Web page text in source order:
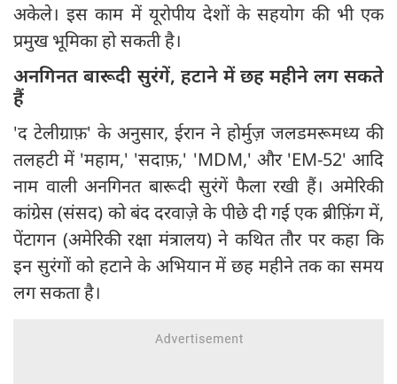
अकेले। इस काम में यूरोपीय देशों के सहयोग की भी एक
प्रमुख भूमिका हो सकती है।
अनगिनत बारूदी सुरंगें, हटाने में छह महीने लग सकते
हैं
'द टेलीग्राफ़' के अनुसार, ईरान ने होर्मुज़ जलडमरूमध्य की
तलहटी में 'महाम,' 'सदाफ़,' 'MDM,' और 'EM-52' आदि
नाम वाली अनगिनत बारूदी सुरंगें फैला रखी हैं। अमेरिकी
कांग्रेस (संसद) को बंद दरवाज़े के पीछे दी गई एक ब्रीफ़िंग में,
पेंटागन (अमेरिकी रक्षा मंत्रालय) ने कथित तौर पर कहा कि
इन सुरंगों को हटाने के अभियान में छह महीने तक का समय
लग सकता है।